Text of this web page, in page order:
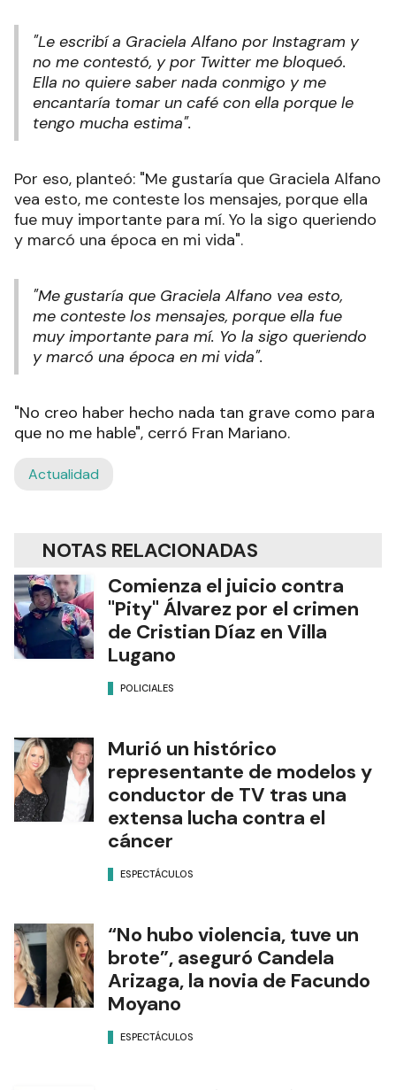
"Le escribí a Graciela Alfano por Instagram y
no me contestó, y por Twitter me bloqueó.
Ella no quiere saber nada conmigo y me
encantaría tomar un café con ella porque le
tengo mucha estima".
Por eso, planteó: "Me gustaría que Graciela Alfano
vea esto, me conteste los mensajes, porque ella
fue muy importante para mí. Yo la sigo queriendo
y marcó una época en mi vida".
"Me gustaría que Graciela Alfano vea esto,
me conteste los mensajes, porque ella fue
muy importante para mí. Yo la sigo queriendo
y marcó una época en mi vida".
"No creo haber hecho nada tan grave como para
que no me hable", cerró Fran Mariano.
Actualidad
NOTAS RELACIONADAS
Comienza el juicio contra
"Pity" Álvarez por el crimen
de Cristian Díaz en Villa
Lugano
POLICIALES
Murió un histórico
representante de modelos y
conductor de TV tras una
extensa lucha contra el
cáncer
ESPECTÁCULOS
“No hubo violencia, tuve un
brote”, aseguró Candela
Arizaga, la novia de Facundo
Moyano
ESPECTÁCULOS